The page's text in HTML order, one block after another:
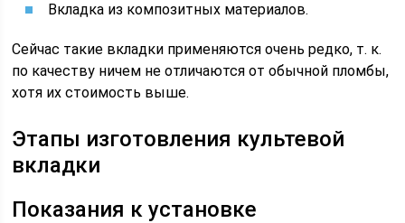
Вкладка из композитных материалов.
Сейчас такие вкладки применяются очень редко, т. к.
по качеству ничем не отличаются от обычной пломбы,
хотя их стоимость выше.
Этапы изготовления культевой
вкладки
Показания к установке